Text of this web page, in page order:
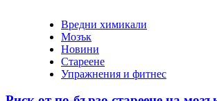
Вредни химикали
Мозък
Новини
Стареене
Упражнения и фитнес